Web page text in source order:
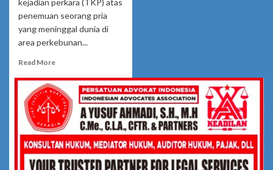
penemuan seorang pria
yang meninggal dunia di
area perkebunan...
Read MoreRead
about
Polisi
Olah
TKP
Penemuan
Seorang
Pria
Meninggal